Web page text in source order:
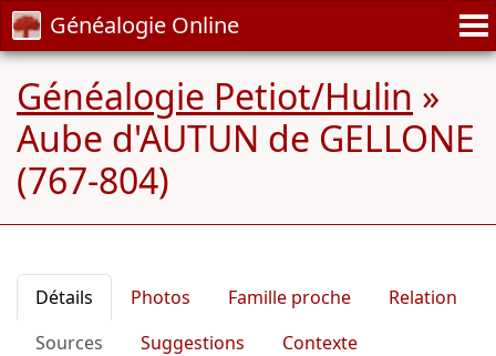
Généalogie Online
Généalogie Petiot/Hulin »
Aube d'AUTUN de GELLONE
(767-804)
Détails Photos Famille proche
Relation
Sources
Suggestions Contexte